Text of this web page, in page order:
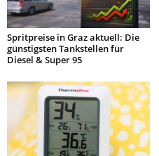
Spritpreise in Graz aktuell: Die
günstigsten Tankstellen für
Diesel & Super 95